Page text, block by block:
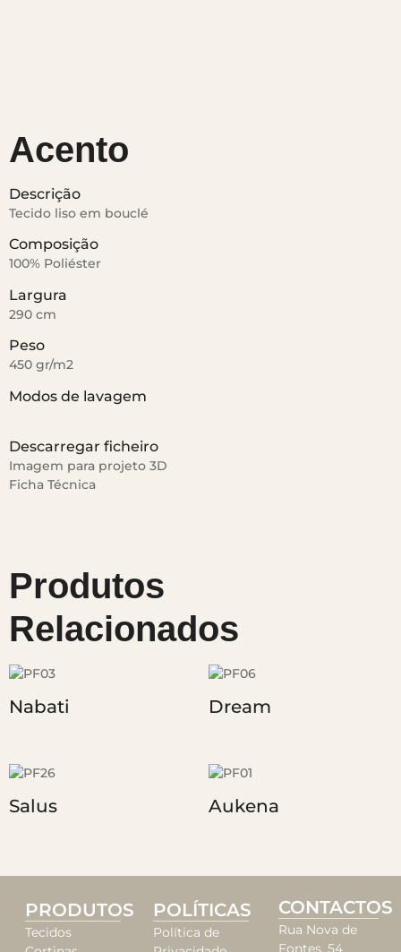
Acento
Descrição
Tecido liso em bouclé
Composição
100% Poliéster
Largura
290 cm
Peso
450 gr/m2
Modos de lavagem
Descarregar ficheiro
Imagem para projeto 3D
Ficha Técnica
Produtos
Relacionados
Nabati Dream
Salus Aukena
PRODUTOS
Tecidos
POLÍTICAS
Política de
CONTACTOS
Rua Nova de
Fontes, 54